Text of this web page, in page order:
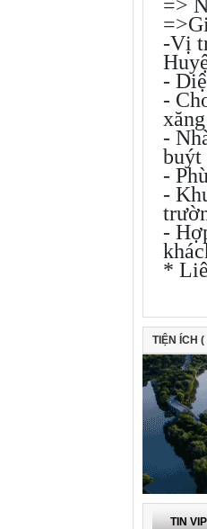
=>
-Vị
-
-
-
buýt
-
-
-
*
TIỆN ÍCH (
TIN